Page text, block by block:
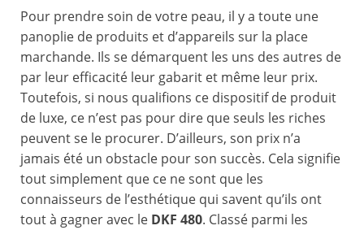
Pour prendre soin de votre peau, il y a toute une
panoplie de produits et d’appareils sur la place
marchande. Ils se démarquent les uns des autres de
par leur efficacité leur gabarit et même leur prix.
Toutefois, si nous qualifions ce dispositif de produit
de luxe, ce n’est pas pour dire que seuls les riches
peuvent se le procurer. D’ailleurs, son prix n’a
jamais été un obstacle pour son succès. Cela signifie
tout simplement que ce ne sont que les
connaisseurs de l’esthétique qui savent qu’ils ont
tout à gagner avec le DKF 480. Classé parmi les